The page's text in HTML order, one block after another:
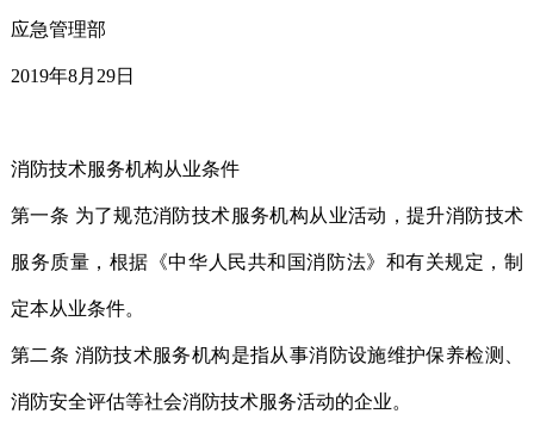
应急管理部
2019年8月29日
消防技术服务机构从业条件
第一条 为了规范消防技术服务机构从业活动，提升消防技术
服务质量，根据《中华人民共和国消防法》和有关规定，制
定本从业条件。
第二条 消防技术服务机构是指从事消防设施维护保养检测、
消防安全评估等社会消防技术服务活动的企业。